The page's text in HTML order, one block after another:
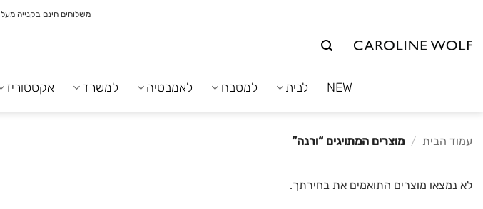
משלוחים חינם בקנייה מעל 399 ש"ח לא כולל ריהוט
NEW לבית למטבח לאמבטיה למשרד אקססוריז
עמוד הבית / מוצרים המתויגים “ורנה”
לא נמצאו מוצרים התואמים את בחירתך.